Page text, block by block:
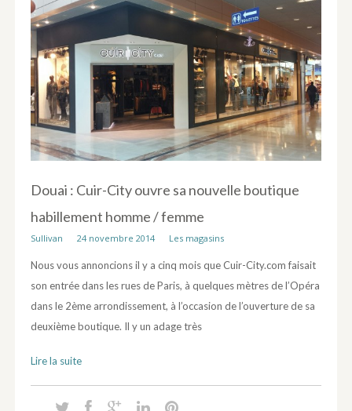
Douai : Cuir-City ouvre sa nouvelle boutique
habillement homme / femme
Sullivan 24 novembre 2014 Les magasins
Nous vous annoncions il y a cinq mois que Cuir-City.com faisait
son entrée dans les rues de Paris, à quelques mètres de l’Opéra
dans le 2ème arrondissement, à l’occasion de l’ouverture de sa
deuxième boutique. Il y un adage très
Lire la suite